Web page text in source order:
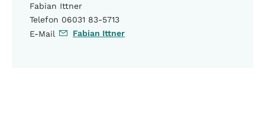
Fabian Ittner
Telefon 06031 83-5713
E-Mail
Fabian Ittner